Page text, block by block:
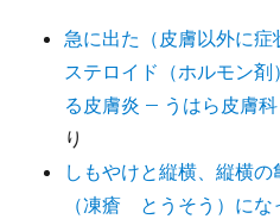
急に出た（皮膚以外に
ステロイド（ホルモン剤
る皮膚炎 – うはら皮膚科
り
しもやけと縦横、縦横の
（凍瘡 とうそう）に